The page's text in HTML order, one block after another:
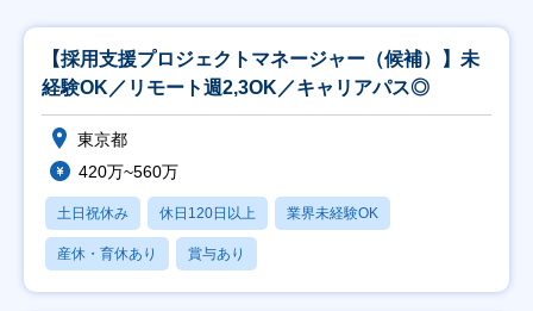
【採用支援プロジェクトマネージャー（候補）】未
経験OK／リモート週2,3OK／キャリアパス◎
東京都
420万~560万
土日祝休み 休日120日以上 業界未経験OK
産休・育休あり 賞与あり